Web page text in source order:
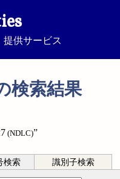
提供サービス
検索結果
(NDLC)”
検索 識別子検索